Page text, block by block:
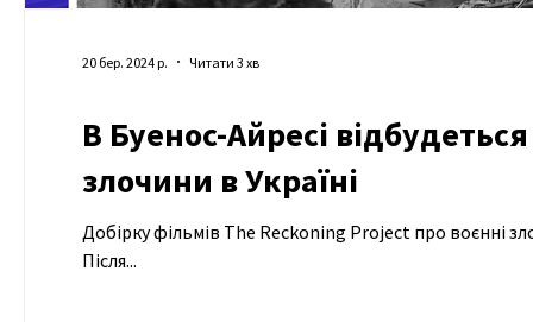
В Буенос-Айресі
злочини в Україні
Добірку фільмів The Reckoning Project про воєнні
Після...
20 бер. 2024 р. Читати 3 хв